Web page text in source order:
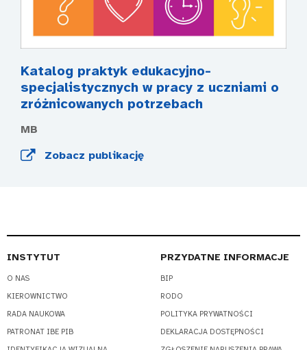
Katalog praktyk edukacyjno-
specjalistycznych w pracy z uczniami o
zróżnicowanych potrzebach
MB
Zobacz publikację
INSTYTUT
O NAS
KIEROWNICTWO
RADA NAUKOWA
PATRONAT IBE PIB
PRZYDATNE INFORMACJE
BIP
RODO
POLITYKA PRYWATNOŚCI
DEKLARACJA DOSTĘPNOŚCI